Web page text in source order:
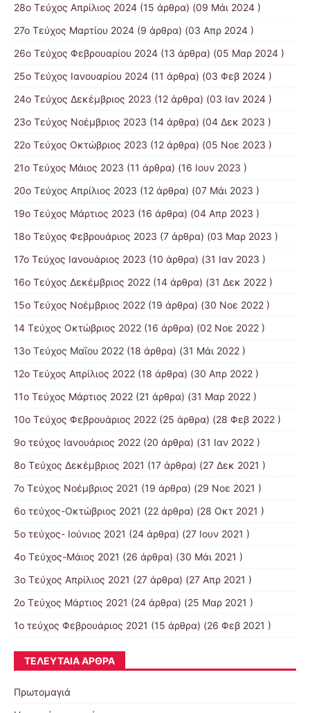
28ο Τεύχος Απρίλιος 2024 (15 άρθρα) (09 Μάι 2024 )
27ο Τεύχος Μαρτίου 2024 (9 άρθρα) (03 Απρ 2024 )
26ο Τεύχος Φεβρουαρίου 2024 (13 άρθρα) (05 Μαρ 2024 )
25ο Τεύχος Ιανουαρίου 2024 (11 άρθρα) (03 Φεβ 2024 )
24ο Τεύχος Δεκέμβριος 2023 (12 άρθρα) (03 Ιαν 2024 )
23ο Τεύχος Νοέμβριος 2023 (14 άρθρα) (04 Δεκ 2023 )
22ο Τεύχος Οκτώβριος 2023 (12 άρθρα) (05 Νοε 2023 )
21ο Τεύχος Μάιος 2023 (11 άρθρα) (16 Ιουν 2023 )
20ο Τεύχος Απρίλιος 2023 (12 άρθρα) (07 Μάι 2023 )
19ο Τεύχος Μάρτιος 2023 (16 άρθρα) (04 Απρ 2023 )
18ο Τεύχος Φεβρουάριος 2023 (7 άρθρα) (03 Μαρ 2023 )
17ο Τεύχος Ιανουάριος 2023 (10 άρθρα) (31 Ιαν 2023 )
16ο Τεύχος Δεκέμβριος 2022 (14 άρθρα) (31 Δεκ 2022 )
15o Τεύχος Νοέμβριος 2022 (19 άρθρα) (30 Νοε 2022 )
14 Tεύχος Οκτώβριος 2022 (16 άρθρα) (02 Νοε 2022 )
13ο Τεύχος Μαΐου 2022 (18 άρθρα) (31 Μάι 2022 )
12ο Τεύχος Απρίλιος 2022 (18 άρθρα) (30 Απρ 2022 )
11o Tεύχος Μάρτιος 2022 (21 άρθρα) (31 Μαρ 2022 )
10o Tεύχος Φεβρουάριος 2022 (25 άρθρα) (28 Φεβ 2022 )
9o τεύχος Ιανουάριος 2022 (20 άρθρα) (31 Ιαν 2022 )
8o Tεύχος Δεκέμβριος 2021 (17 άρθρα) (27 Δεκ 2021 )
7o Τεύχος Νοέμβριος 2021 (19 άρθρα) (29 Νοε 2021 )
6ο τεύχος-Οκτώβριος 2021 (22 άρθρα) (28 Οκτ 2021 )
5ο τεύχος- Ιούνιος 2021 (24 άρθρα) (27 Ιουν 2021 )
4o Tεύχος-Μάιος 2021 (26 άρθρα) (30 Μάι 2021 )
3ο Τεύχος Απρίλιος 2021 (27 άρθρα) (27 Απρ 2021 )
2o Tεύχος Μάρτιος 2021 (24 άρθρα) (25 Μαρ 2021 )
1ο τεύχος Φεβρουάριος 2021 (15 άρθρα) (26 Φεβ 2021 )
ΤΕΛΕΥΤΑΊΑ ΆΡΘΡΑ
Πρωτομαγιά